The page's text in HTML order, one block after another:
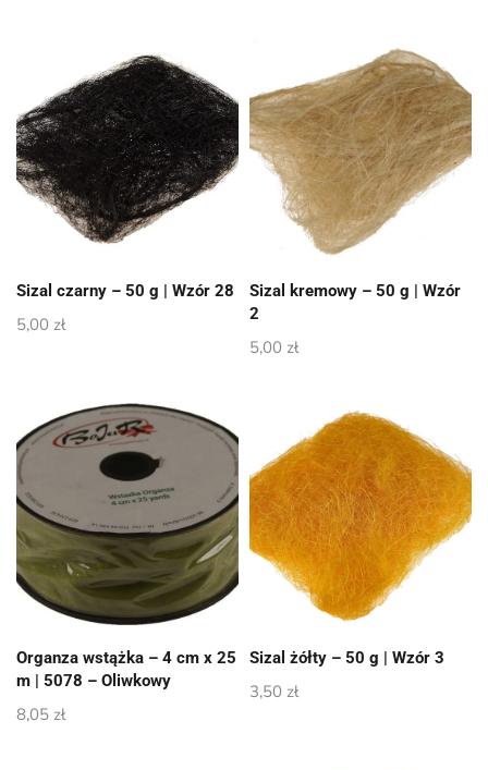
Sizal czarny – 50 g | Wzór 28
5,00 zł
Sizal kremowy – 50 g | Wzór
2
5,00 zł
Organza wstążka – 4 cm x 25
m | 5078 – Oliwkowy
8,05 zł
Sizal żółty – 50 g | Wzór 3
3,50 zł